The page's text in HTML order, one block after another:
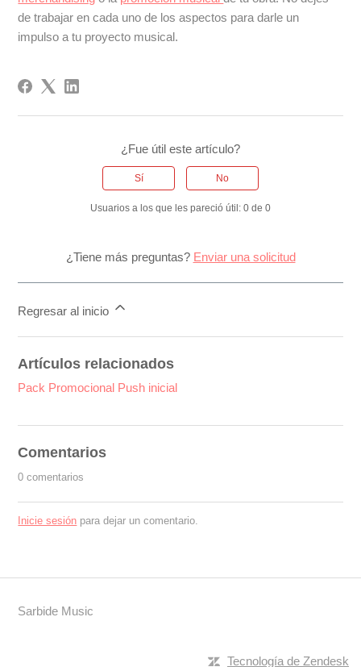
de trabajar en cada uno de los aspectos para darle un
impulso a tu proyecto musical.
¿Fue útil este artículo?
Sí No
Usuarios a los que les pareció útil: 0 de 0
¿Tiene más preguntas? Enviar una solicitud
Regresar al inicio
Artículos relacionados
Pack Promocional Push inicial
Comentarios
0 comentarios
Inicie sesión para dejar un comentario.
Sarbide Music
Tecnología de Zendesk